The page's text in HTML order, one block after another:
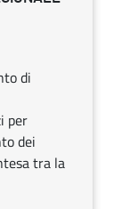
di
per
dei
tra la